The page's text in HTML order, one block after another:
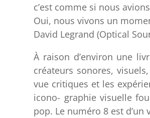
c’est comme si nous
Oui, nous vivons un
David Legrand (Optical
À raison d’environ une
créateurs sonores,
vue critiques et les
icono- graphie visuelle
pop. Le numéro 8 est d’un